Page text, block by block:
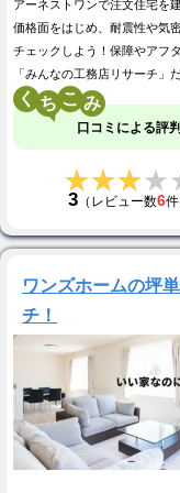
アーネストワンで注文住宅を
価格面をはじめ、耐震性や気
チェックしよう！保障やアフ
「みんなの工務店リサーチ」
く こ
口コミによる評判
3（レビュー数6件
ワンズホームの坪
チ！